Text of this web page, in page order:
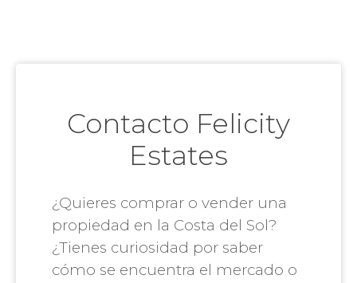
Contacto Felicity
Estates
¿Quieres comprar o vender una
propiedad en la Costa del Sol?
¿Tienes curiosidad por saber
cómo se encuentra el mercado o